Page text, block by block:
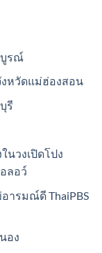
บูรณ์
งหวัดแม่ฮ่องสอน
รี
นวงเปิดโปง
ลอว์
ารมณ์ดี ThaiPBS
อง